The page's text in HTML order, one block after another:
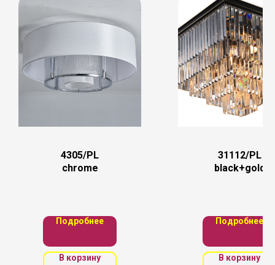
4305/PL
chrome
Подробнее
В корзину
31112/PL
black+gold
Подробнее
В корзину